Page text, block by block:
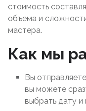
стоимость
объема и
мастера.
Как мы
Вы
вы можете
выбрать дату и